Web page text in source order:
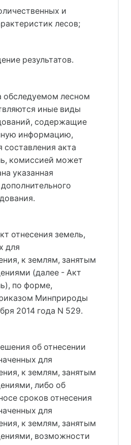
и
лесов;
результатов.
обследуемом лесном
иные виды
содержащие
информацию,
акта
комиссией может
указанная
отнесения земель,
для
к землям, занятым
(далее - Акт
по форме,
Минприроды
2014 года N 529.
об отнесении
для
к землям, занятым
либо об
сроков отнесения
для
к землям, занятым
возможности